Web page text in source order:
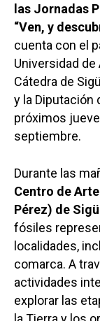
las Jornadas
“Ven, y
cuenta con el
Universidad de
Cátedra de
y la Diputación
próximos
septiembre.
Durante las
Centro de
Pérez) de
fósiles
localidades,
comarca. A
actividades
explorar las